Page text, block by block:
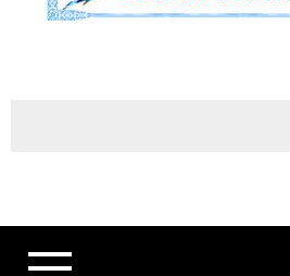
t